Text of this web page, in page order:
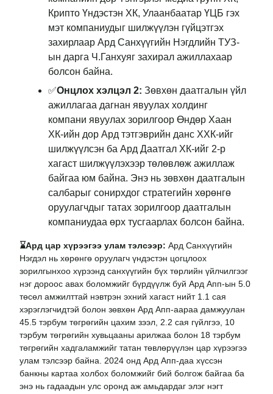
Крипто Үндэстэн ХК, Улаанбаатар ҮЦБ гэх
мэт компаниудыг шилжүүлэн гүйцэтгэх
захирлаар Ард Санхүүгийн Нэгдлийн ТУЗ-
ын дарга Ч.Ганхуяг захирал ажиллахаар
болсон байна.
✅Онцлох хэлцэл 2: Зөвхөн даатгалын үйл
ажиллагаа дагнан явуулах холдинг
компани явуулах зорилгоор Өндөр Хаан
ХК-ийн дор Ард тэтгэврийн данс ХХК-ийг
шилжүүлсэн ба Ард Даатгал ХК-ийг 2-р
хагаст шилжүүлэхээр төлөвлөж ажиллаж
байгаа юм байна. Энэ нь зөвхөн даатгалын
салбарыг сонирхдог стратегийн хөрөнгө
оруулагчдыг татах зорилгоор даатгалын
компаниудаа өрх тусгаарлах болсон байна.
⌛Ард цар хүрээгээ улам тэлсээр: Ард Санхүүгийн
Нэгдэл нь хөрөнгө оруулагч үндэстэн цогцлоох
зорилгынхоо хүрээнд санхүүгийн бүх төрлийн үйлчилгээг
нэг дороос авах боломжийг бүрдүүлж буй Ард Апп-ын 5.0
төсөл амжилттай нэвтрэн эхний хагаст нийт 1.1 сая
хэрэглэгчидтэй болон зөвхөн Ард Апп-аараа дамжуулан
45.5 тэрбум төгрөгийн цахим зээл, 2.2 сая гүйлгээ, 10
тэрбум төгрөгийн хувьцааны арилжаа болон 18 тэрбум
төгрөгийн хадгаламжийг татан төвлөрүүлэн цар хүрээгээ
улам тэлсээр байна. 2024 онд Ард Апп-даа хүссэн
банкны картаа холбох боломжийг бий болгож байгаа ба
энэ нь гадаадын улс оронд аж амьдардаг элэг нэгт